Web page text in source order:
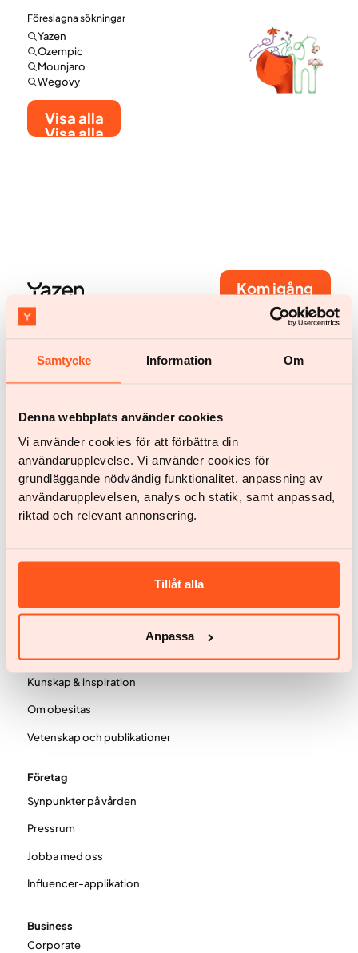
Samtycke Information Om
Denna webbplats använder cookies
Vi använder cookies för att förbättra din
användarupplevelse. Vi använder cookies för
grundläggande nödvändig funktionalitet, anpassning av
användarupplevelsen, analys och statik, samt anpassad,
riktad och relevant annonsering.
Tillåt alla
Anpassa
Föreslagna sökningar
Yazen
Ozempic
Mounjaro
Wegovy
Visa alla
Visa alla
Kom igång
Kom igång
Har du några frågor?
Man
Omdömen
Vanliga frågor
Knowledge
Kunskap & inspiration
Om obesitas
Vetenskap och publikationer
Företag
Synpunkter på vården
Pressrum
Jobba med oss
Influencer-applikation
Business
Corporate